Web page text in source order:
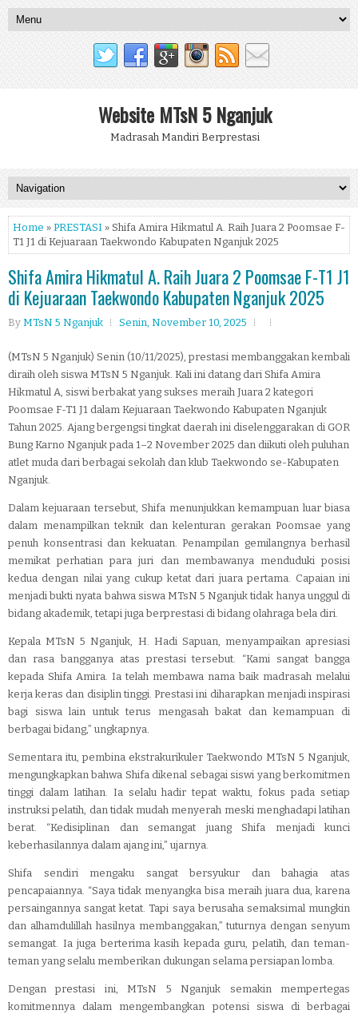
Website MTsN 5 Nganjuk
Madrasah Mandiri Berprestasi
Home » PRESTASI » Shifa Amira Hikmatul A. Raih Juara 2 Poomsae F-
T1 J1 di Kejuaraan Taekwondo Kabupaten Nganjuk 2025
Shifa Amira Hikmatul A. Raih Juara 2 Poomsae F-T1 J1
di Kejuaraan Taekwondo Kabupaten Nganjuk 2025
By MTsN 5 Nganjuk Senin, November 10, 2025
(MTsN 5 Nganjuk) Senin (10/11/2025), prestasi membanggakan kembali
diraih oleh siswa MTsN 5 Nganjuk. Kali ini datang dari Shifa Amira
Hikmatul A, siswi berbakat yang sukses meraih Juara 2 kategori
Poomsae F-T1 J1 dalam Kejuaraan Taekwondo Kabupaten Nganjuk
Tahun 2025. Ajang bergengsi tingkat daerah ini diselenggarakan di GOR
Bung Karno Nganjuk pada 1–2 November 2025 dan diikuti oleh puluhan
atlet muda dari berbagai sekolah dan klub Taekwondo se-Kabupaten
Nganjuk.
Dalam kejuaraan tersebut, Shifa menunjukkan kemampuan luar biasa
dalam menampilkan teknik dan kelenturan gerakan Poomsae yang
penuh konsentrasi dan kekuatan. Penampilan gemilangnya berhasil
memikat perhatian para juri dan membawanya menduduki posisi
kedua dengan nilai yang cukup ketat dari juara pertama. Capaian ini
menjadi bukti nyata bahwa siswa MTsN 5 Nganjuk tidak hanya unggul di
bidang akademik, tetapi juga berprestasi di bidang olahraga bela diri.
Kepala MTsN 5 Nganjuk, H. Hadi Sapuan, menyampaikan apresiasi
dan rasa bangganya atas prestasi tersebut. “Kami sangat bangga
kepada Shifa Amira. Ia telah membawa nama baik madrasah melalui
kerja keras dan disiplin tinggi. Prestasi ini diharapkan menjadi inspirasi
bagi siswa lain untuk terus mengasah bakat dan kemampuan di
berbagai bidang,” ungkapnya.
Sementara itu, pembina ekstrakurikuler Taekwondo MTsN 5 Nganjuk,
mengungkapkan bahwa Shifa dikenal sebagai siswi yang berkomitmen
tinggi dalam latihan. Ia selalu hadir tepat waktu, fokus pada setiap
instruksi pelatih, dan tidak mudah menyerah meski menghadapi latihan
berat. “Kedisiplinan dan semangat juang Shifa menjadi kunci
keberhasilannya dalam ajang ini,” ujarnya.
Shifa sendiri mengaku sangat bersyukur dan bahagia atas
pencapaiannya. “Saya tidak menyangka bisa meraih juara dua, karena
persaingannya sangat ketat. Tapi saya berusaha semaksimal mungkin
dan alhamdulillah hasilnya membanggakan,” tuturnya dengan senyum
semangat. Ia juga berterima kasih kepada guru, pelatih, dan teman-
teman yang selalu memberikan dukungan selama persiapan lomba.
Dengan prestasi ini, MTsN 5 Nganjuk semakin mempertegas
komitmennya dalam mengembangkan potensi siswa di berbagai